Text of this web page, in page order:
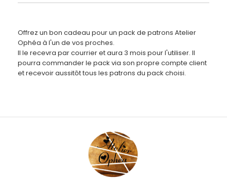
Offrez un bon cadeau pour un pack de patrons Atelier
Ophéa à l'un de vos proches.
Il le recevra par courrier et aura 3 mois pour l'utiliser. Il
pourra commander le pack via son propre compte client
et recevoir aussitôt tous les patrons du pack choisi.